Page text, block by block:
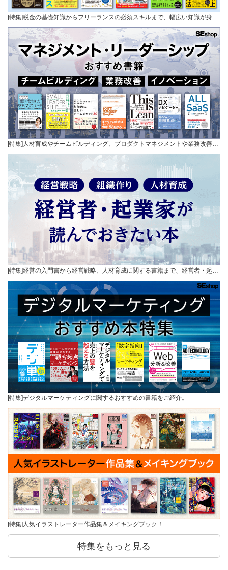
[特集]税金の基礎知識からフリーランスの必須スキルまで、幅広い知識が身…
[特集]人材育成やチームビルディング、プロダクトマネジメントや業務改善…
[特集]経営の入門書から経営戦略、人材育成に関する書籍まで、経営者・起…
[特集]デジタルマーケティングに関するおすすめの書籍をご紹介。
[特集]人気イラストレーター作品集＆メイキングブック！
特集をもっと見る